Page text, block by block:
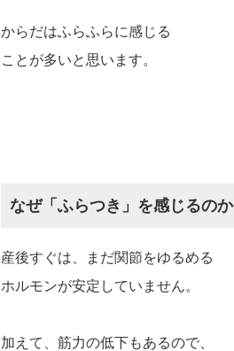
からだはふらふらに感じる
ことが多いと思います。
なぜ「ふらつき」を感じるのか
産後すぐは、まだ関節をゆるめる
ホルモンが安定していません。
加えて、筋力の低下もあるので、